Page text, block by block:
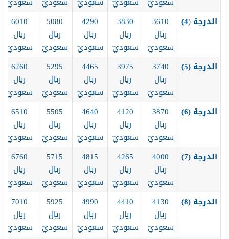
الدرجة (
4)
3610
ريال
سعوديّ
3830
ريال
سعوديّ
4290
ريال
سعوديّ
5080
ريال
سعوديّ
6010
ريال
سعوديّ
الدرجة (5 )
3740
ريال
سعوديّ
3975
ريال
سعوديّ
4465
ريال
سعوديّ
5295
ريال
سعوديّ
6260
ريال
سعوديّ
الدرجة (6 )
3870
ريال
سعوديّ
4120
ريال
سعوديّ
4640
ريال
سعوديّ
5505
ريال
سعوديّ
6510
ريال
سعوديّ
الدرجة (7 )
4000
ريال
سعوديّ
4265
ريال
سعوديّ
4815
ريال
سعوديّ
5715
ريال
سعوديّ
6760
ريال
سعوديّ
الدرجة (8 )
4130
ريال
سعوديّ
4410
ريال
سعوديّ
4990
ريال
سعوديّ
5925
ريال
سعوديّ
7010
ريال
سعوديّ